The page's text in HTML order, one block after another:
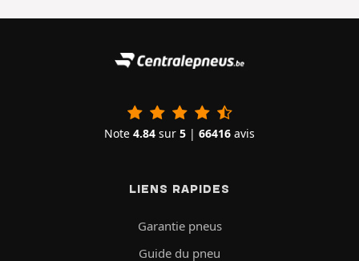
Note 4.84 sur 5 | 66416 avis
LIENS RAPIDES
Garantie pneus
Guide du pneu